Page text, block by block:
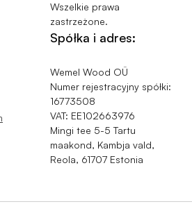
Wszelkie prawa
zastrzeżone.
Spółka i adres:
Wemel Wood OÜ
Numer rejestracyjny spółki:
16773508
VAT: EE102663976
Mingi tee 5-5 Tartu
maakond, Kambja vald,
Reola, 61707 Estonia